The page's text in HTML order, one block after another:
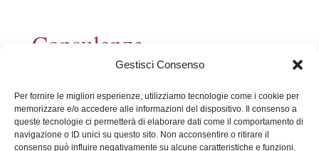
Gestisci Consenso
Per fornire le migliori esperienze, utilizziamo tecnologie come i cookie per
memorizzare e/o accedere alle informazioni del dispositivo. Il consenso a
queste tecnologie ci permetterà di elaborare dati come il comportamento di
navigazione o ID unici su questo sito. Non acconsentire o ritirare il
consenso può influire negativamente su alcune caratteristiche e funzioni.
Consulenze
Consulenza legale - 80,00€